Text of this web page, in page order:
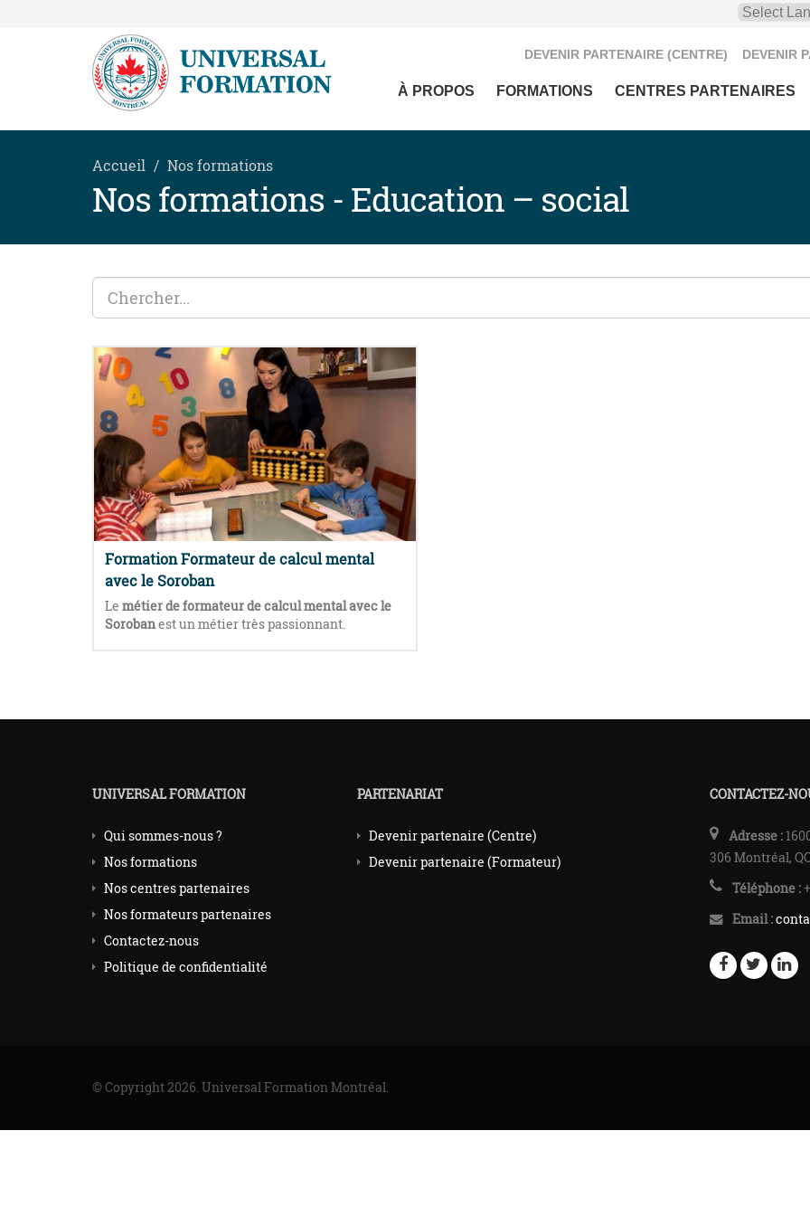
DEVENIR PARTENAIRE (CENTRE) DEVENIR
À PROPOS FORMATIONS CENTRES PARTENAIRES
Accueil Nos formations
Nos formations - Education – social
Formation Formateur de calcul mental
avec le Soroban
Le métier de formateur de calcul mental avec le
Sorobanest un métier très passionnant.
UNIVERSAL FORMATION
Qui sommes-nous ?
Nos formations
Nos centres partenaires
Nos formateurs partenaires
Contactez-nous
Politique de confidentialité
PARTENARIAT
Devenir partenaire (Centre)
Devenir partenaire (Formateur)
CONTACTEZ-
Adresse :
306 Montréal,
Téléphone :
Email :
© Copyright 2026. Universal Formation Montréal.